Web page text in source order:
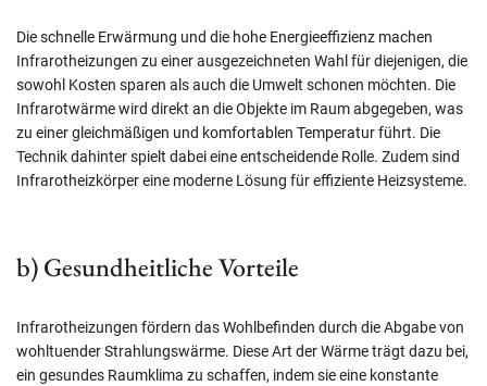
Die schnelle Erwärmung und die hohe Energieeffizienz machen
Infrarotheizungen zu einer ausgezeichneten Wahl für diejenigen, die
sowohl Kosten sparen als auch die Umwelt schonen möchten. Die
Infrarotwärme wird direkt an die Objekte im Raum abgegeben, was
zu einer gleichmäßigen und komfortablen Temperatur führt. Die
Technik dahinter spielt dabei eine entscheidende Rolle. Zudem sind
Infrarotheizkörper eine moderne Lösung für effiziente Heizsysteme.
b) Gesundheitliche Vorteile
Infrarotheizungen fördern das Wohlbefinden durch die Abgabe von
wohltuender Strahlungswärme. Diese Art der Wärme trägt dazu bei,
ein gesundes Raumklima zu schaffen, indem sie eine konstante